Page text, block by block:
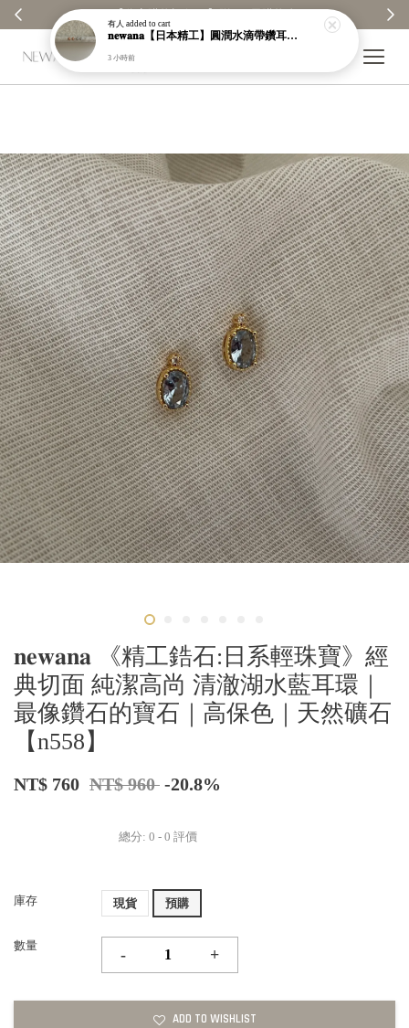
𝐧𝐞𝐰𝐚𝐧𝐚 《精工鋯石:日系輕珠寶》經
典切面 純潔高尚 清澈湖水藍耳環｜
最像鑽石的寶石｜高保色｜天然礦石
【n558】
NT$ 760 NT$ 960 -20.8%
總分: 0 - 0 評價
庫存 現貨 預購
數量
- +
ADD TO WISHLIST
有人 added to cart
𝐧𝐞𝐰𝐚𝐧𝐚【日本精工】圓潤水滴帶鑽耳環｜耳針｜高保色｜純銀｜鍍玫瑰金｜現貨＋預購【n989】
3 小時前